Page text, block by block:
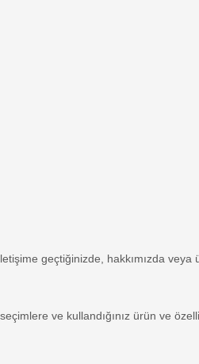
geçtiğinizde, hakkımızda
ve kullandığınız ürün ve